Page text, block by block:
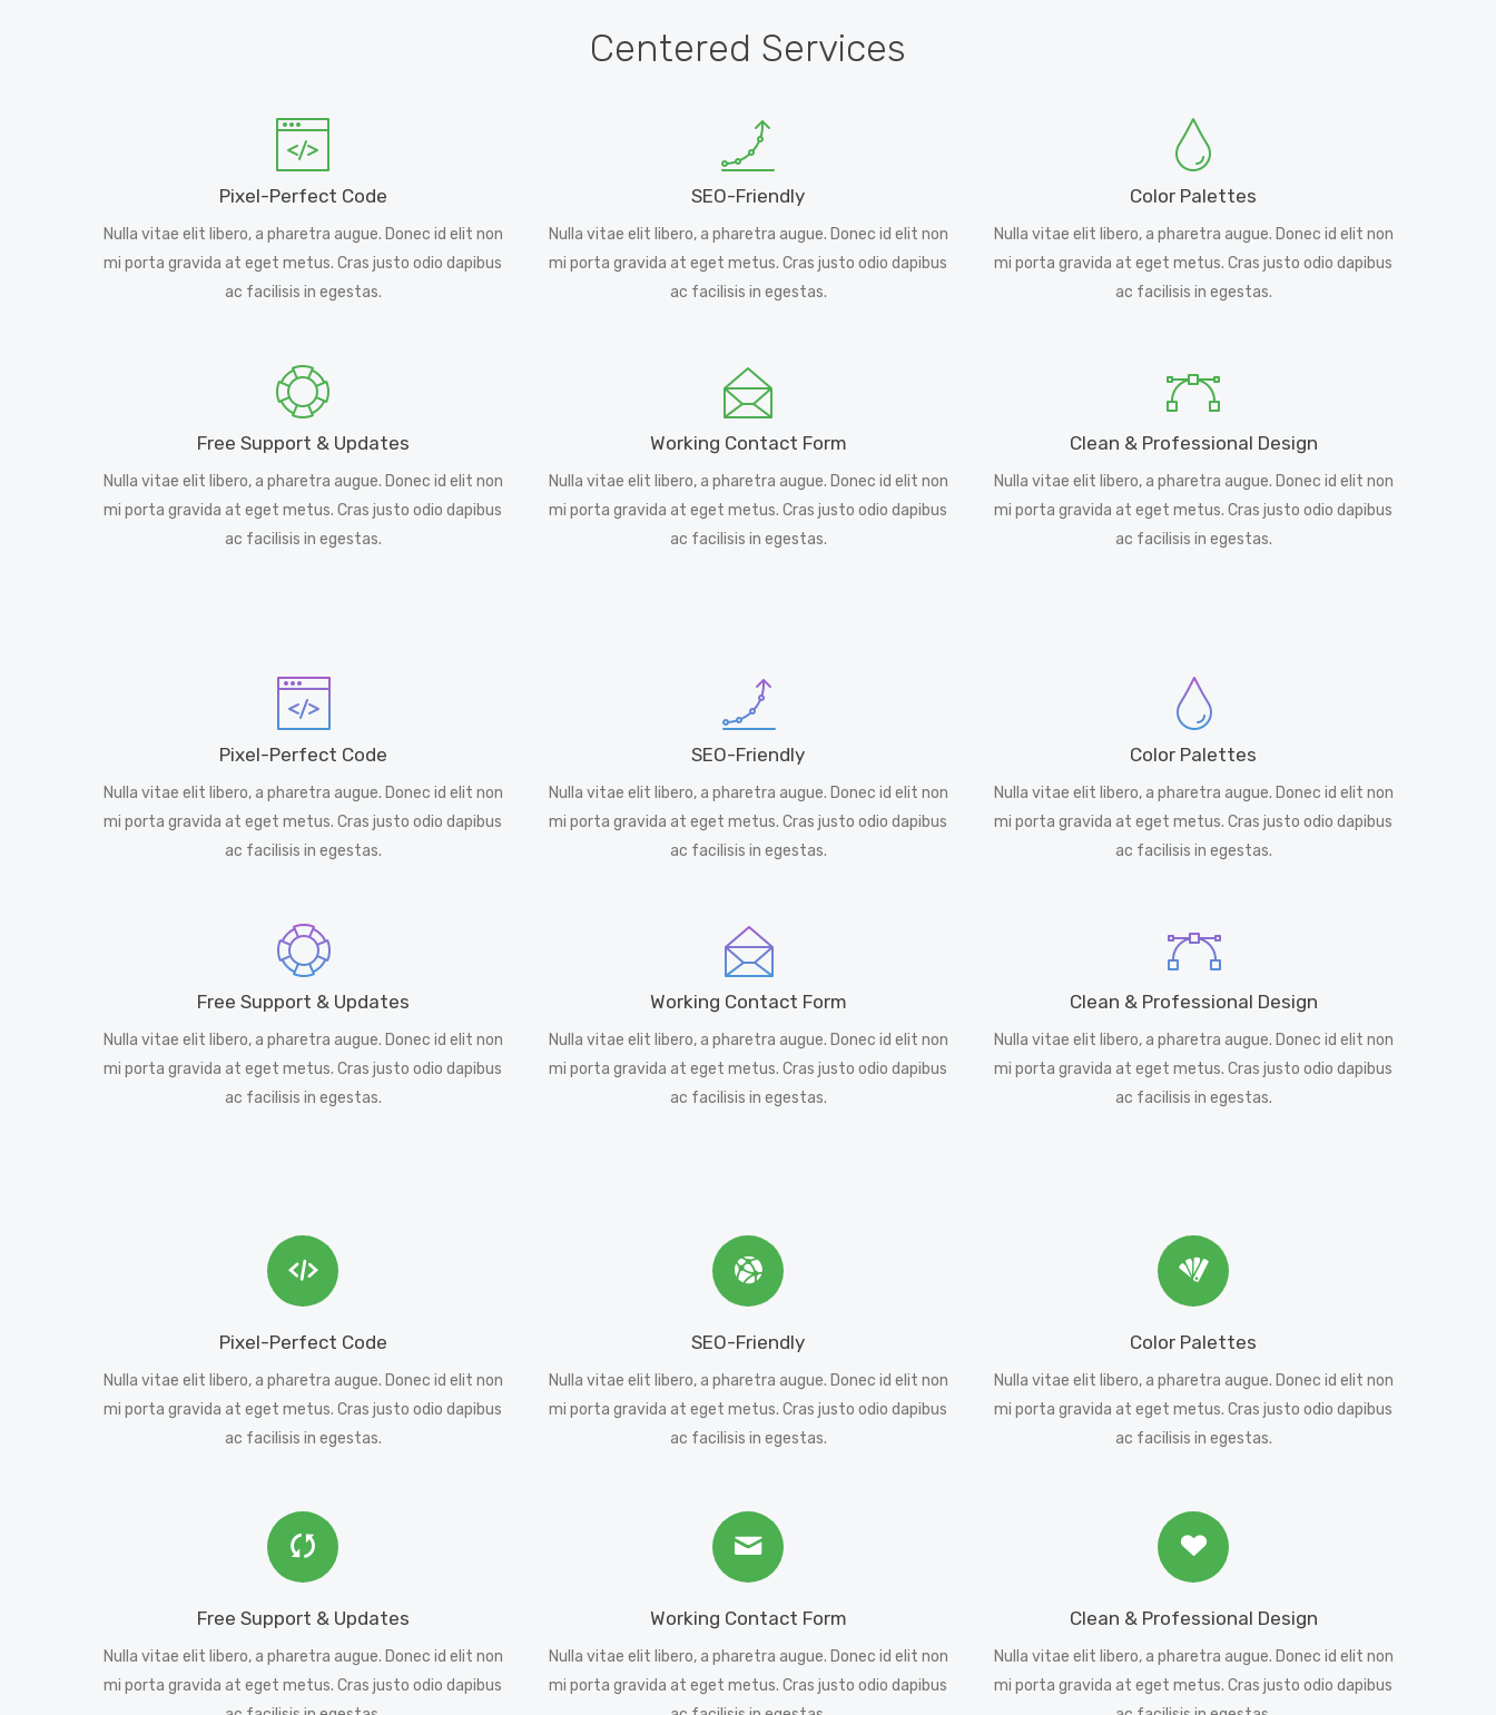
Centered Services
Pixel-Perfect Code
Nulla vitae elit libero, a pharetra augue. Donec id elit non
mi porta gravida at eget metus. Cras justo odio dapibus
ac facilisis in egestas.
Free Support & Updates
Nulla vitae elit libero, a pharetra augue. Donec id elit non
mi porta gravida at eget metus. Cras justo odio dapibus
ac facilisis in egestas.
SEO-Friendly
Nulla vitae elit libero, a pharetra augue. Donec id elit non
mi porta gravida at eget metus. Cras justo odio dapibus
ac facilisis in egestas.
Working Contact Form
Nulla vitae elit libero, a pharetra augue. Donec id elit non
mi porta gravida at eget metus. Cras justo odio dapibus
ac facilisis in egestas.
Color Palettes
Nulla vitae elit libero, a pharetra augue. Donec id elit non
mi porta gravida at eget metus. Cras justo odio dapibus
ac facilisis in egestas.
Clean & Professional Design
Nulla vitae elit libero, a pharetra augue. Donec id elit non
mi porta gravida at eget metus. Cras justo odio dapibus
ac facilisis in egestas.
Pixel-Perfect Code
Nulla vitae elit libero, a pharetra augue. Donec id elit non
mi porta gravida at eget metus. Cras justo odio dapibus
ac facilisis in egestas.
Free Support & Updates
Nulla vitae elit libero, a pharetra augue. Donec id elit non
mi porta gravida at eget metus. Cras justo odio dapibus
ac facilisis in egestas.
SEO-Friendly
Nulla vitae elit libero, a pharetra augue. Donec id elit non
mi porta gravida at eget metus. Cras justo odio dapibus
ac facilisis in egestas.
Working Contact Form
Nulla vitae elit libero, a pharetra augue. Donec id elit non
mi porta gravida at eget metus. Cras justo odio dapibus
ac facilisis in egestas.
Color Palettes
Nulla vitae elit libero, a pharetra augue. Donec id elit non
mi porta gravida at eget metus. Cras justo odio dapibus
ac facilisis in egestas.
Clean & Professional Design
Nulla vitae elit libero, a pharetra augue. Donec id elit non
mi porta gravida at eget metus. Cras justo odio dapibus
ac facilisis in egestas.
Pixel-Perfect Code
Nulla vitae elit libero, a pharetra augue. Donec id elit non
mi porta gravida at eget metus. Cras justo odio dapibus
ac facilisis in egestas.
Free Support & Updates
Nulla vitae elit libero, a pharetra augue. Donec id elit non
mi porta gravida at eget metus. Cras justo odio dapibus
SEO-Friendly
Nulla vitae elit libero, a pharetra augue. Donec id elit non
mi porta gravida at eget metus. Cras justo odio dapibus
ac facilisis in egestas.
Working Contact Form
Nulla vitae elit libero, a pharetra augue. Donec id elit non
mi porta gravida at eget metus. Cras justo odio dapibus
Color Palettes
Nulla vitae elit libero, a pharetra augue. Donec id elit non
mi porta gravida at eget metus. Cras justo odio dapibus
ac facilisis in egestas.
Clean & Professional Design
Nulla vitae elit libero, a pharetra augue. Donec id elit non
mi porta gravida at eget metus. Cras justo odio dapibus